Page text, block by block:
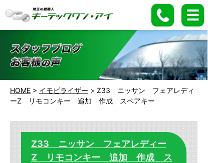
HOME > イモビライザー > Z33 ニッサン フェアレディ
ーZ リモコンキー 追加 作成 スペアキー
Z33 ニッサン フェアレディー
Z リモコンキー 追加 作成 ス